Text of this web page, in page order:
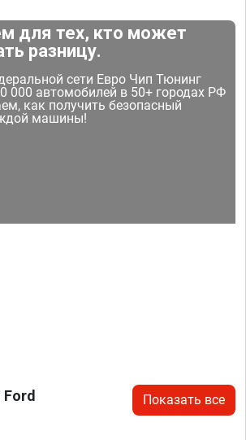
для тех, кто может
разницу.
сети Евро Чип Тюнинг
000 автомобилей в 50+ городах РФ
как получить безопасный
машины!
Показать все